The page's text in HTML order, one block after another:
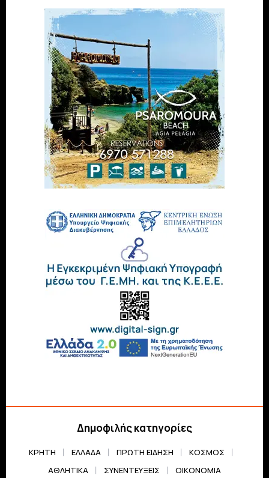
Δημοφιλής κατηγορίες
ΚΡΗΤΗ ΕΛΛΆΔΑ ΠΡΏΤΗ ΕΊΔΗΣΗ
ΚΌΣΜΟΣ
ΑΘΛΗΤΙΚΆ
ΣΥΝΕΝΤΕΎΞΕΙΣ ΟΙΚΟΝΟΜΊΑ